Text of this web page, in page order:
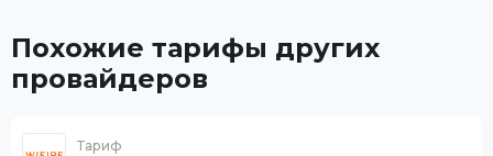
Похожие тарифы других
провайдеров
Тариф